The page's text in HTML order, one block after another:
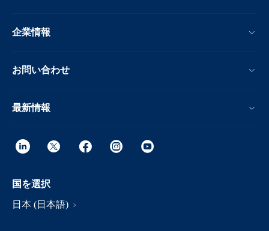
企業情報
お問い合わせ
最新情報
国を選択
日本 (日本語)